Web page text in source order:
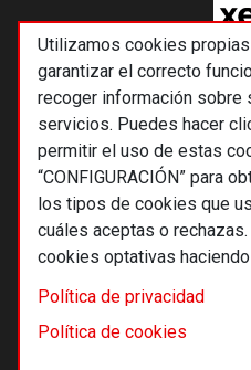
Utilizamos cookies
garantizar el correcto
recoger información sobre
servicios. Puedes hacer
permitir el uso de estas
“CONFIGURACIÓN” para
los tipos de cookies que
cuáles aceptas o
cookies optativas haciendo
Política de privacidad
Política de cookies
© 2026 Alternativas
Footer
Términos y